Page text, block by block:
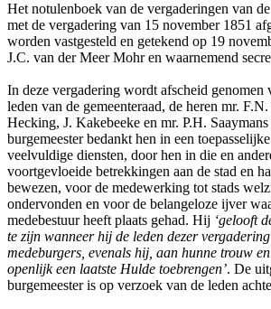
Het notulenboek van de vergaderingen van
met de vergadering van 15 november 1851
worden vastgesteld en getekend op 19
J.C. van der Meer Mohr en waarnemend
In deze vergadering wordt afscheid genomen
leden van de gemeenteraad, de heren mr.
Hecking, J. Kakebeeke en mr. P.H.
burgemeester bedankt hen in een
veelvuldige diensten, door hen in die en
voortgevloeide betrekkingen aan de stad en
bewezen, voor de medewerking tot stads
ondervonden en voor de belangeloze ijver
medebestuur heeft plaats gehad. Hij ‘gelooft
te zijn wanneer hij de leden dezer
medeburgers, evenals hij, aan hunne trouw
openlijk een laatste Hulde toebrengen’. De
burgemeester is op verzoek van de leden